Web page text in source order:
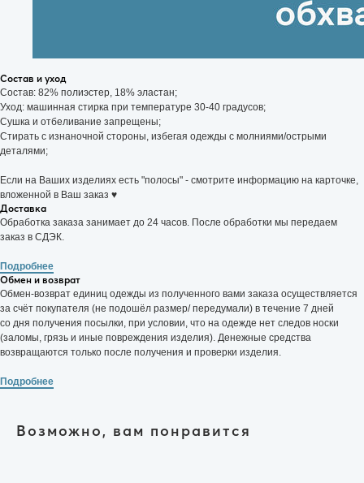
Состав и уход
Состав: 82% полиэстер, 18% эластан;
Уход: машинная стирка при температуре 30-40 градусов;
Сушка и отбеливание запрещены;
Стирать с изнаночной стороны, избегая одежды с молниями/острыми
деталями;
Если на Ваших изделиях есть "полосы" - смотрите информацию на карточке,
вложенной в Ваш заказ ♥
Доставка
Обработка заказа занимает до 24 часов. После обработки мы передаем
заказ в СДЭК.
Подробнее
Обмен и возврат
Обмен-возврат единиц одежды из полученного вами заказа осуществляется
за счёт покупателя (не подошёл размер/ передумали) в течение 7 дней
со дня получения посылки, при условии, что на одежде нет следов носки
(заломы, грязь и иные повреждения изделия). Денежные средства
возвращаются только после получения и проверки изделия.
Подробнее
Возможно, вам понравится
Политика конфиденциальности
Made with Goodness
Отзывы
Контакты
FAQ
Условия заказа
Подарочные сертификаты
ИНН: 057104426052
ИП Соловьёва Анастасия Игоревна